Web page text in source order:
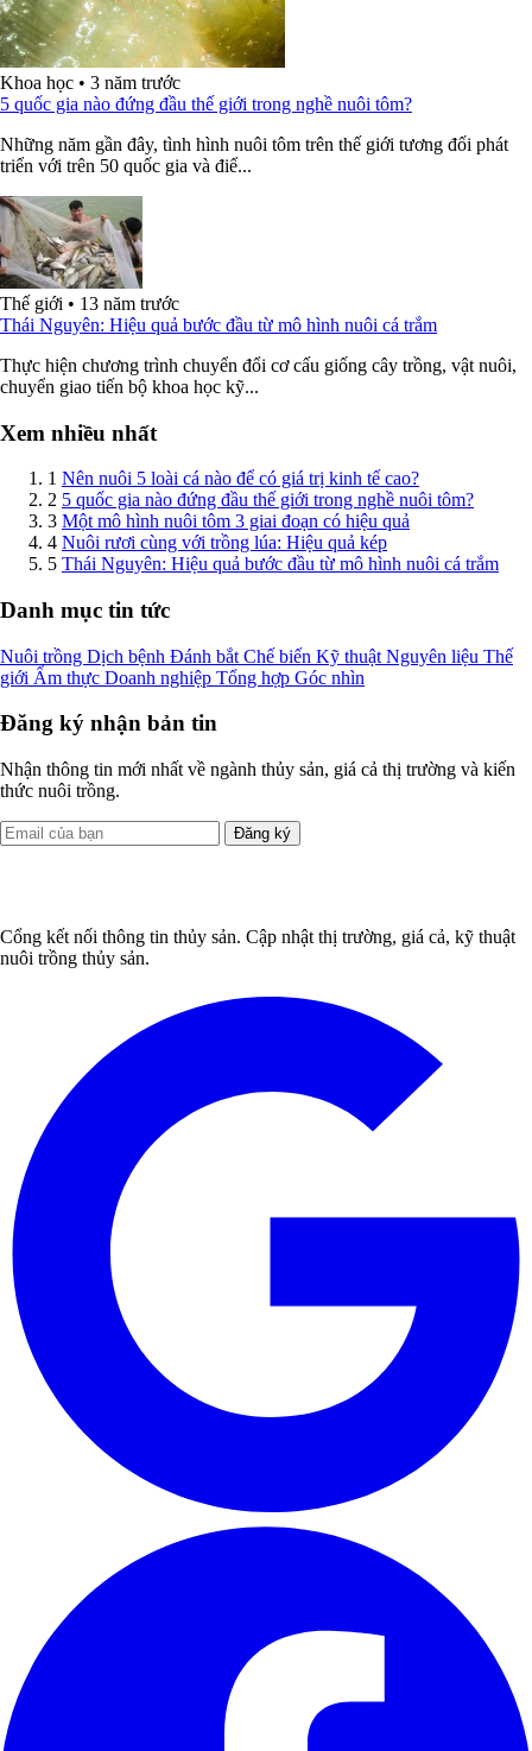
Khoa học • 3 năm trước
5 quốc gia nào đứng đầu thế giới trong nghề nuôi tôm?
Những năm gần đây, tình hình nuôi tôm trên thế giới tương đối phát
triển với trên 50 quốc gia và điể...
Thế giới • 13 năm trước
Thái Nguyên: Hiệu quả bước đầu từ mô hình nuôi cá trắm
Thực hiện chương trình chuyển đổi cơ cấu giống cây trồng, vật nuôi,
chuyển giao tiến bộ khoa học kỹ...
Xem nhiều nhất
1 Nên nuôi 5 loài cá nào để có giá trị kinh tế cao?
2 5 quốc gia nào đứng đầu thế giới trong nghề nuôi tôm?
3 Một mô hình nuôi tôm 3 giai đoạn có hiệu quả
4 Nuôi rươi cùng với trồng lúa: Hiệu quả kép
5 Thái Nguyên: Hiệu quả bước đầu từ mô hình nuôi cá trắm
Danh mục tin tức
Nuôi trồng Dịch bệnh Đánh bắt Chế biến Kỹ thuật Nguyên liệu Thế
giới Ẩm thực Doanh nghiệp Tổng hợp Góc nhìn
Đăng ký nhận bản tin
Nhận thông tin mới nhất về ngành thủy sản, giá cả thị trường và kiến
thức nuôi trồng.
Đăng ký
Cổng kết nối thông tin thủy sản. Cập nhật thị trường, giá cả, kỹ thuật
nuôi trồng thủy sản.